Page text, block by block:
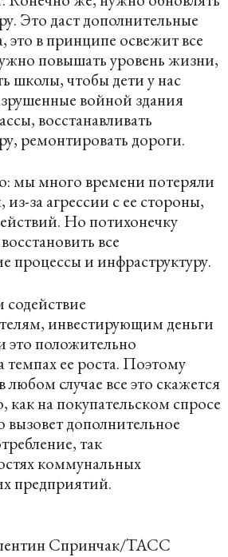
Это даст дополнительные
это в принципе освежит все
повышать уровень жизни,
школы, чтобы дети у нас
войной здания
восстанавливать
ремонтировать дороги.
мы много времени потеряли
за агрессии с ее стороны,
Но потихонечку
все
процессы и инфраструктуру.
инвестирующим деньги
это положительно
темпах ее роста. Поэтому
любом случае все это скажется
как на покупательском спросе
вызовет дополнительное
так
коммунальных
предприятий.
Спринчак/ТАСС